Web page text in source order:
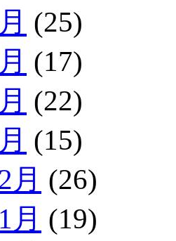
(25)
(17)
(22)
(15)
月 (26)
月 (19)